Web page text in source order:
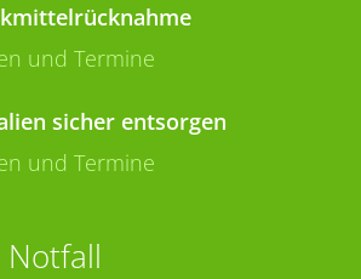
und Termine
sicher entsorgen
und Termine